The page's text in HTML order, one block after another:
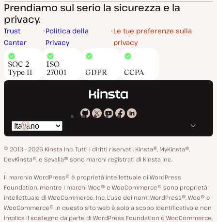
Prendiamo sul serio la sicurezza e la
privacy.
Trust
Center
Politica della
Privacy
Le tue preferenze sulla
privacy
SOC 2
Type II
ISO
27001
GDPR CCPA
Kinsta
GitHub
Kinsta
X
Kinsta
YouTube
Kinsta
Facebook
Kinsta
LinkedIn
Cambia
lingua
© 2013 - 2026 Kinsta Inc. Tutti i diritti riservati. Kinsta®, MyKinsta®,
DevKinsta®, e Sevalla® sono marchi registrati di Kinsta Inc.
Il marchio WordPress® è proprietà intellettuale di WordPress
Foundation, mentre i marchi Woo® e WooCommerce® sono proprietà
intellettuale di WooCommerce, Inc. L'uso dei nomi WordPress®, Woo® e
WooCommerce® in questo sito web è solo a scopo identificativo e non
implica il sostegno da parte di WordPress Foundation o WooCommerce,